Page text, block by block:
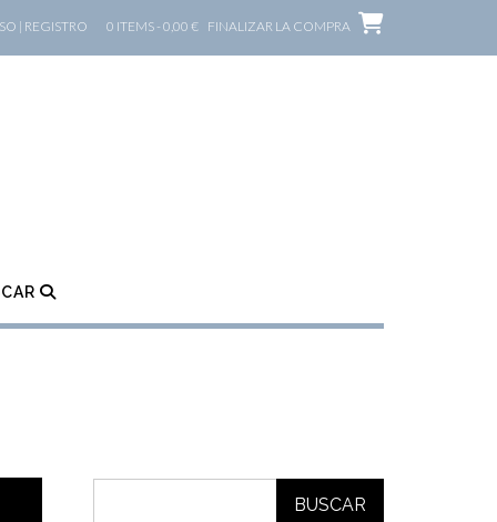
| REGISTRO 0 ITEMS - 0,00 € FINALIZAR LA COMPRA
BUSCAR